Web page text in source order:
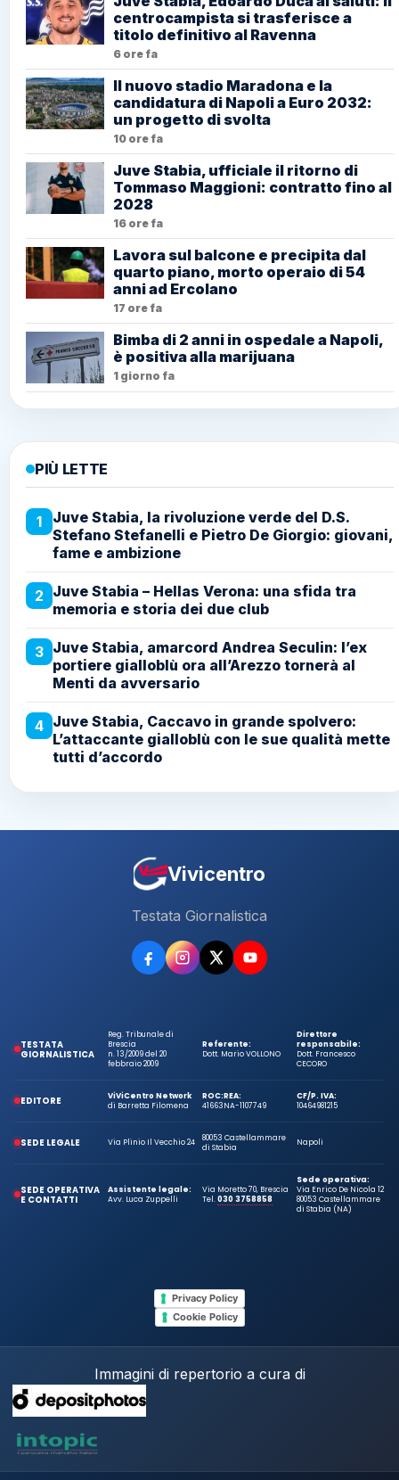
centrocampista si trasferisce a
titolo definitivo al Ravenna
6 ore fa
Il nuovo stadio Maradona e la
candidatura di Napoli a Euro 2032:
un progetto di svolta
10 ore fa
Juve Stabia, ufficiale il ritorno di
Tommaso Maggioni: contratto fino al
2028
16 ore fa
Lavora sul balcone e precipita dal
quarto piano, morto operaio di 54
anni ad Ercolano
17 ore fa
Bimba di 2 anni in ospedale a Napoli,
è positiva alla marijuana
1 giorno fa
PIÙ LETTE
1
Juve Stabia, la rivoluzione verde del D.S.
Stefano Stefanelli e Pietro De Giorgio: giovani,
fame e ambizione
2 Juve Stabia – Hellas Verona: una sfida tra
memoria e storia dei due club
3 Juve Stabia, amarcord Andrea Seculin: l’ex
portiere gialloblù ora all’Arezzo tornerà al
Menti da avversario
4 Juve Stabia, Caccavo in grande spolvero:
L’attaccante gialloblù con le sue qualità mette
tutti d’accordo
Vivicentro
Testata Giornalistica
TESTATA
GIORNALISTICA
Reg. Tribunale di
Brescia
n. 13/2009 del 20
febbraio 2009
Referente:
Dott. Mario VOLLONO
Direttore
responsabile:
Dott. Francesco
CECORO
EDITORE
ViViCentro Network
di Barretta Filomena
ROC:
41663
REA:
NA-1107749
CF/P. IVA:
10464981215
SEDE LEGALE Via Plinio Il Vecchio 24
80053 Castellammare
di Stabia
Napoli
SEDE OPERATIVA
E CONTATTI
Assistente legale:
Avv. Luca Zuppelli
Via Moretto 70, Brescia
Tel.030 3758858
Sede operativa:
Via Enrico De Nicola 12
80053 Castellammare
di Stabia (NA)
Privacy Policy
Cookie Policy
Immagini di repertorio a cura di